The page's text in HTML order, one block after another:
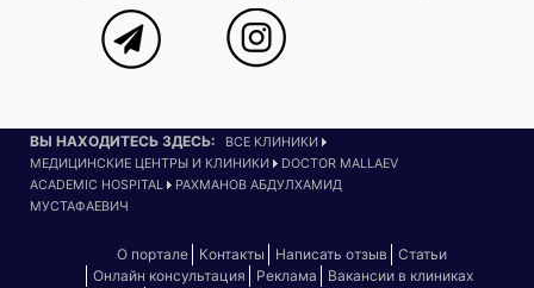
ВЫ НАХОДИТЕСЬ ЗДЕСЬ:
ВСЕ КЛИНИКИ
МЕДИЦИНСКИЕ ЦЕНТРЫ И КЛИНИКИ
DOCTOR MALLAEV
ACADEMIC HOSPITAL
РАХМАНОВ АБДУЛХАМИД
МУСТАФАЕВИЧ
О портале Контакты Написать отзыв
Статьи
Онлайн консультация
Реклама
Вакансии в клиниках